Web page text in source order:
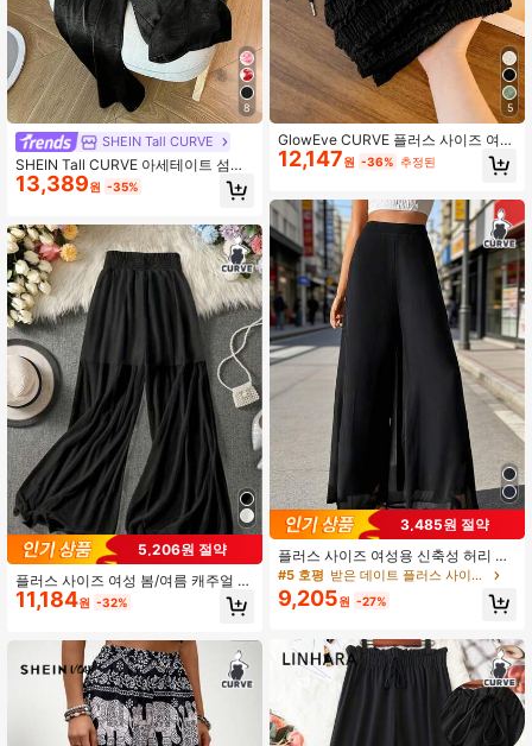
4.84 174K 팔로워
4.84 174K 팔로워
174K 팔로워
8
SHEIN Tall CURVE
SHEIN Tall CURVE 아세테이트 섬유
로 만든 플러스플러스 사이즈 여성용
크고 뚱뚱한 시리즈의 헐렁하고 편안
13,389원 -35%
5,206원 절약
플러스 사이즈 여성 봄/여름 캐주얼 와
이드 레그 솔리드 컬러 탄성 허리 메쉬
롱 팬츠, 다양한 탑과 함께 봄/여름 착
11,184원 -32%
5
GlowEve CURVE 플러스 사이즈 여성
우아한 캐주얼 질감 자카드 와이드 레
그 팬츠
12,147원 -36% 추정된
3,485원 절약
플러스 사이즈 여성용 신축성 허리 와
이드 레그 팬츠, 넉넉하고 편안하며 모
든 계절에 적합한 블랙
#5 호평 받은 데이트 플러스 사이즈 하의
9,205원 -27%